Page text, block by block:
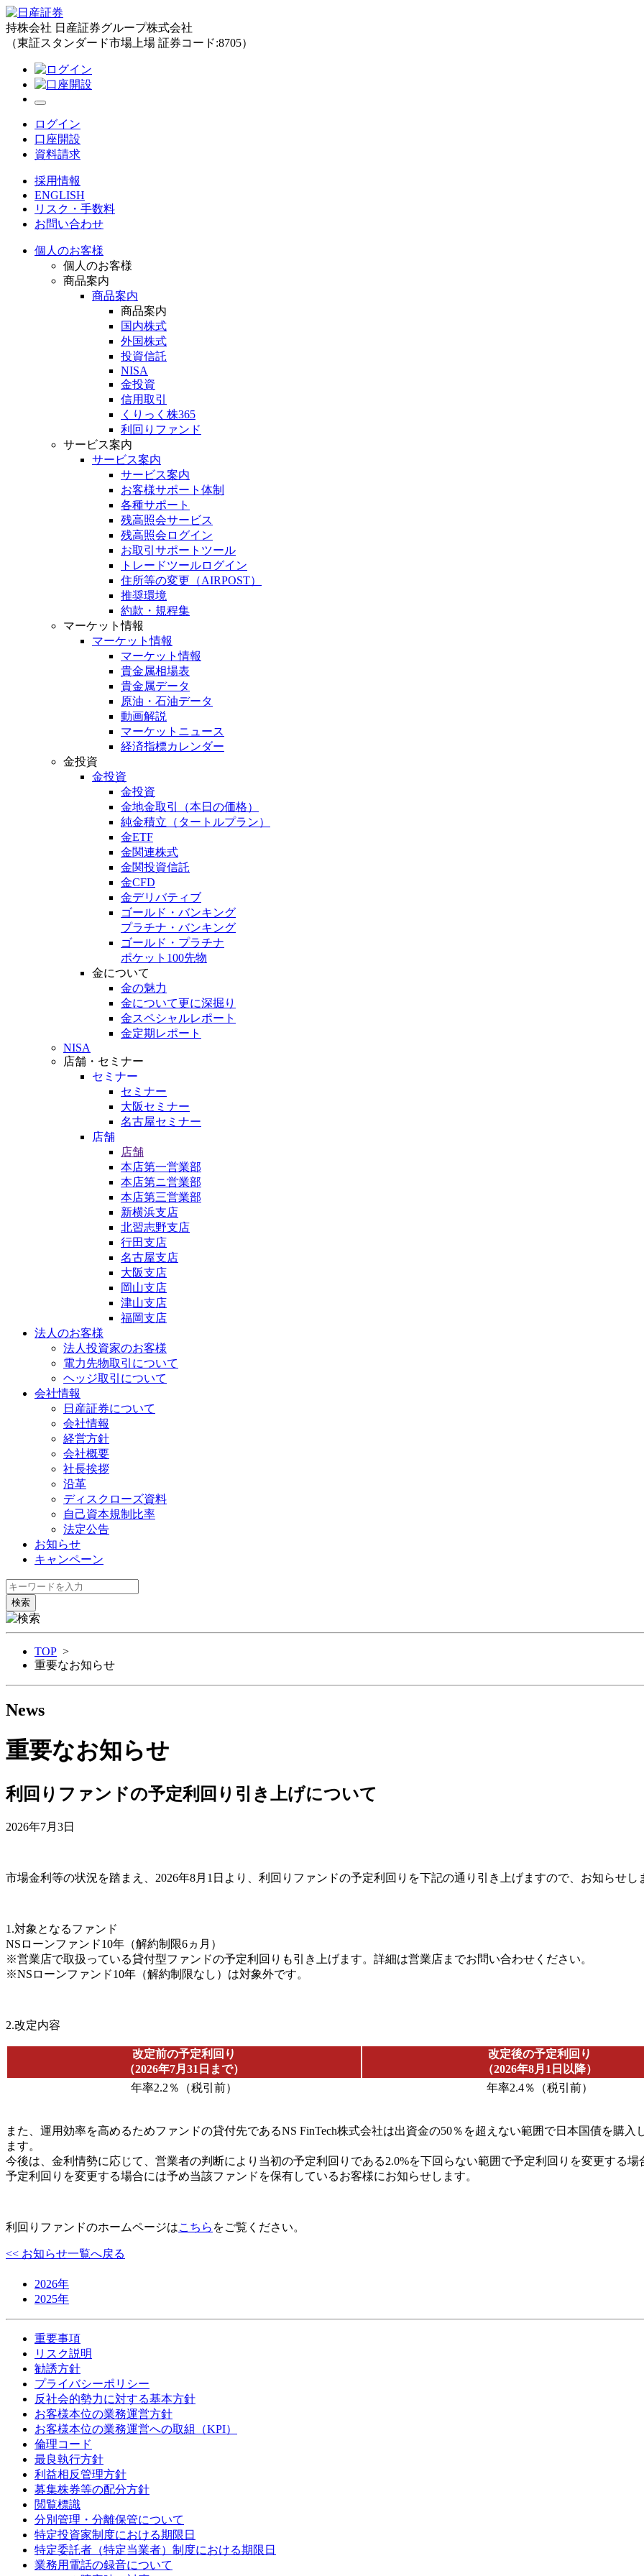
持株会社 日産証券グループ株式会社
（東証スタンダード市場上場 証券コード:8705）
ログイン
口座開設
資料請求
採用情報
ENGLISH
リスク・手数料
お問い合わせ
個人のお客様
個人のお客様
商品案内
商品案内
商品案内
国内株式
外国株式
投資信託
NISA
金投資
信用取引
くりっく株365
利回りファンド
サービス案内
サービス案内
サービス案内
お客様サポート体制
各種サポート
残高照会サービス
残高照会ログイン
お取引サポートツール
トレードツールログイン
住所等の変更（AIRPOST）
推奨環境
約款・規程集
マーケット情報
マーケット情報
マーケット情報
貴金属相場表
貴金属データ
原油・石油データ
動画解説
マーケットニュース
経済指標カレンダー
金投資
金投資
金投資
金地金取引
（本日の価格）
純金積立 （タートルプラン）
金ETF
金関連株式
金関投資信託
金CFD
金デリバティブ
ゴールド・バンキング
プラチナ・バンキング
ゴールド・プラチナ
ポケット100先物
金について
金の魅力
金について更に深掘り
金スペシャルレポート
金定期レポート
NISA
店舗・セミナー
セミナー
セミナー
大阪セミナー
名古屋セミナー
店舗
店舗
本店第一営業部
本店第ニ営業部
本店第三営業部
新横浜支店
北習志野支店
行田支店
名古屋支店
大阪支店
岡山支店
津山支店
福岡支店
法人のお客様
法人投資家のお客様
電力先物取引について
ヘッジ取引について
会社情報
日産証券について
会社情報
経営方針
会社概要
社長挨拶
沿革
ディスクローズ資料
自己資本規制比率
法定公告
お知らせ
キャンペーン
TOP >
重要なお知らせ
News
重要なお知らせ
利回りファンドの予定利回り引き上げについて
2026年7月3日
市場金利等の状況を踏まえ、2026年8月1日より、利回りファンドの予定利回りを下記の通り引き上げますので、お知らせし
1.対象となるファンド
NSローンファンド10年（解約制限6ヵ月）
※営業店で取扱っている貸付型ファンドの予定利回りも引き上げます。詳細は営業店までお問い合わせください。
※NSローンファンド10年（解約制限なし）は対象外です。
2.改定内容
改定前の予定利回り
（2026年7月31日まで）
改定後の予定利回り
（2026年8月1日以降）
年率2.2％（税引前）
年率2.4％（税引前）
また、運用効率を高めるためファンドの貸付先であるNS FinTech株式会社は出資金の50％を超えない範囲で日本国債を購
ます。
今後は、金利情勢に応じて、営業者の判断により当初の予定利回りである2.0%を下回らない範囲で予定利回りを変更する場
予定利回りを変更する場合には予め当該ファンドを保有しているお客様にお知らせします。
利回りファンドのホームページはこちら をご覧ください。
<< お知らせ一覧へ戻る
2026年
2025年
重要事項
リスク説明
勧誘方針
プライバシーポリシー
反社会的勢力に対する基本方針
お客様本位の業務運営方針
お客様本位の業務運営への取組（KPI）
倫理コード
最良執行方針
利益相反管理方針
募集株券等の配分方針
閲覧標識
分別管理・分離保管について
特定投資家制度における期限日
特定委託者（特定当業者）制度における期限日
業務用電話の録音について